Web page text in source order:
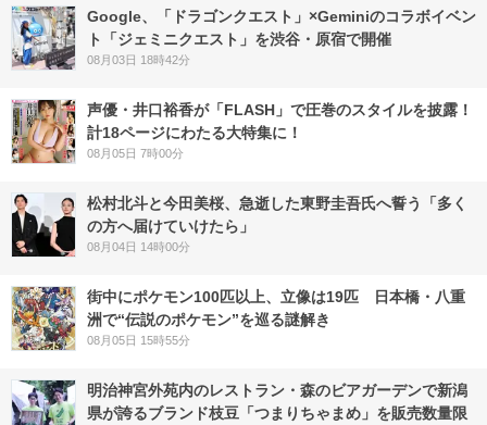
Google、「ドラゴンクエスト」×Geminiのコラボイベン
ト「ジェミニクエスト」を渋谷・原宿で開催
08月03日 18時42分
声優・井口裕香が「FLASH」で圧巻のスタイルを披露！
計18ページにわたる大特集に！
08月05日 7時00分
松村北斗と今田美桜、急逝した東野圭吾氏へ誓う「多く
の方へ届けていけたら」
08月04日 14時00分
街中にポケモン100匹以上、立像は19匹 日本橋・八重
洲で“伝説のポケモン”を巡る謎解き
08月05日 15時55分
明治神宮外苑内のレストラン・森のビアガーデンで新潟
県が誇るブランド枝豆「つまりちゃまめ」を販売数量限